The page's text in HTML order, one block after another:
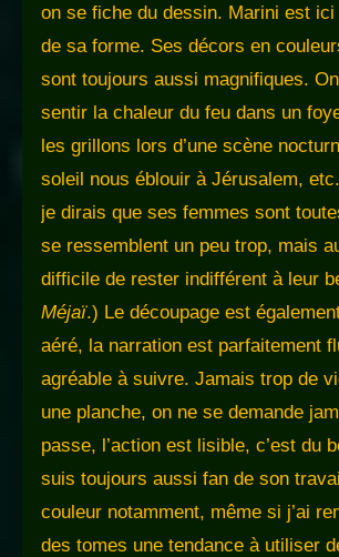
on se fiche du dessin. Marini est
de sa forme. Ses décors en
sont toujours aussi magnifiques.
sentir la chaleur du feu dans un
les grillons lors d’une scène
soleil nous éblouir à Jérusalem,
je dirais que ses femmes sont
se ressemblent un peu trop, mais
difficile de rester indifférent à leur
Méjaï.) Le découpage est
aéré, la narration est parfaitement
agréable à suivre. Jamais trop de
une planche, on ne se demande
passe, l’action est lisible, c’est du
suis toujours aussi fan de son
couleur notamment, même si j’ai
des tomes une tendance à utiliser